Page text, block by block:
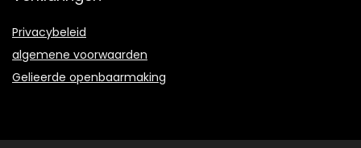
Privacybeleid
algemene voorwaarden
Gelieerde openbaarmaking